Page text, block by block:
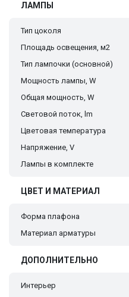
ЛАМПЫ
Тип цоколя
Площадь освещения, м2
Тип лампочки (основной)
Мощность лампы, W
Общая мощность, W
Световой поток, lm
Цветовая температура
Напряжение, V
Лампы в комплекте
ЦВЕТ И МАТЕРИАЛ
Форма плафона
Материал арматуры
ДОПОЛНИТЕЛЬНО
Интерьер